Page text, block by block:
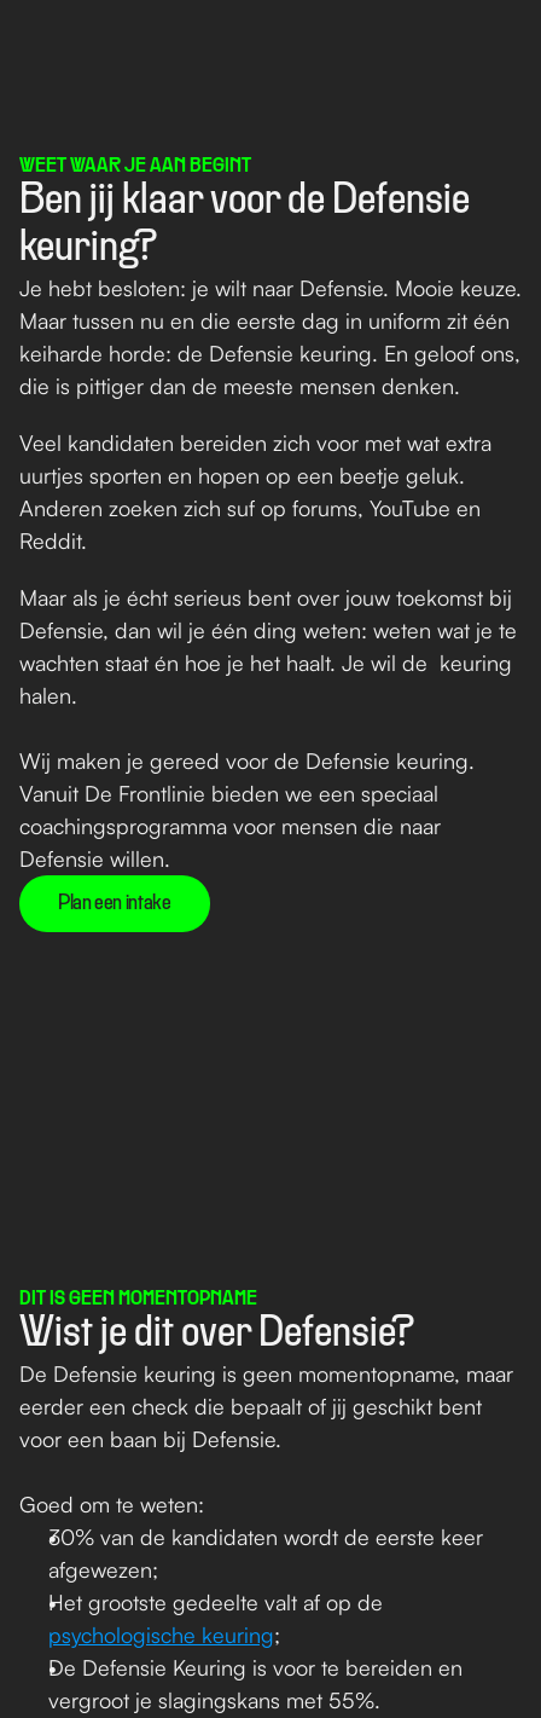
WEET WAAR JE AAN BEGINT
Ben jij klaar voor de Defensie
keuring?
Je hebt besloten: je wilt naar Defensie. Mooie keuze.
Maar tussen nu en die eerste dag in uniform zit één
keiharde horde: de Defensie keuring. En geloof ons,
die is pittiger dan de meeste mensen denken.
Veel kandidaten bereiden zich voor met wat extra
uurtjes sporten en hopen op een beetje geluk.
Anderen zoeken zich suf op forums, YouTube en
Reddit.
Maar als je écht serieus bent over jouw toekomst bij
Defensie, dan wil je één ding weten: weten wat je te
wachten staat én hoe je het haalt. Je wil de  keuring
halen.
Wij maken je gereed voor de Defensie keuring.
Vanuit De Frontlinie bieden we een speciaal
coachingsprogramma voor mensen die naar
Defensie willen.
Plan een intake
DIT IS GEEN MOMENTOPNAME
Wist je dit over Defensie?
De Defensie keuring is geen momentopname, maar
eerder een check die bepaalt of jij geschikt bent
voor een baan bij Defensie.
Goed om te weten:
30% van de kandidaten wordt de eerste keer
afgewezen;
psychologische keuring;
De Defensie Keuring is voor te bereiden en
vergroot je slagingskans met 55%.